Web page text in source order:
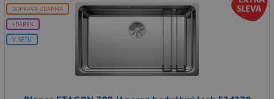
DOPRAVA ZDARMA
+DÁREK
V SETU